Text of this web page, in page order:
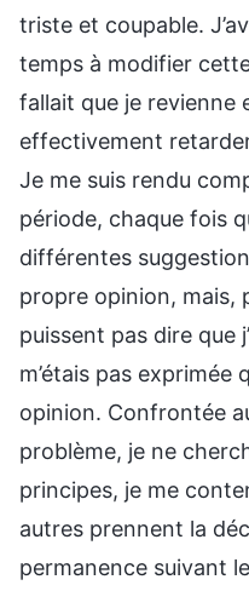
triste et coupable.
temps à modifier
fallait que je revienne
effectivement
Je me suis rendu
période, chaque fois
différentes
propre opinion, mais,
puissent pas dire que
m’étais pas exprimée
opinion. Confrontée
problème, je ne
principes, je me
autres prennent la
permanence suivant